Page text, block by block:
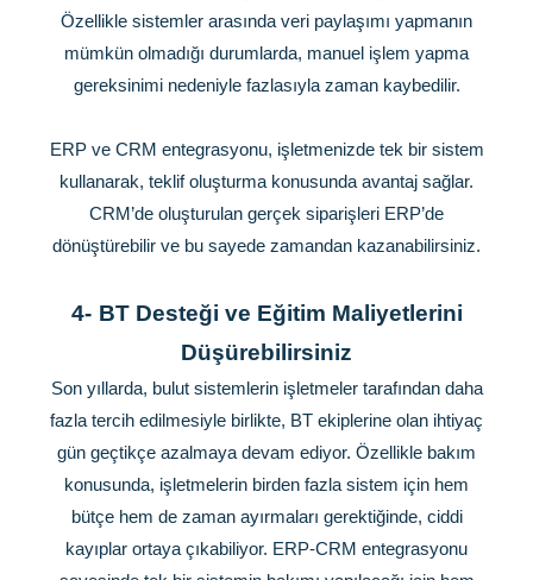
Özellikle sistemler arasında veri paylaşımı yapmanın
mümkün olmadığı durumlarda, manuel işlem yapma
gereksinimi nedeniyle fazlasıyla zaman kaybedilir.
ERP ve CRM entegrasyonu, işletmenizde tek bir sistem
kullanarak, teklif oluşturma konusunda avantaj sağlar.
CRM’de oluşturulan gerçek siparişleri ERP’de
dönüştürebilir ve bu sayede zamandan kazanabilirsiniz.
4- BT Desteği ve Eğitim Maliyetlerini
Düşürebilirsiniz
Son yıllarda, bulut sistemlerin işletmeler tarafından daha
fazla tercih edilmesiyle birlikte, BT ekiplerine olan ihtiyaç
gün geçtikçe azalmaya devam ediyor. Özellikle bakım
konusunda, işletmelerin birden fazla sistem için hem
bütçe hem de zaman ayırmaları gerektiğinde, ciddi
kayıplar ortaya çıkabiliyor. ERP-CRM entegrasyonu